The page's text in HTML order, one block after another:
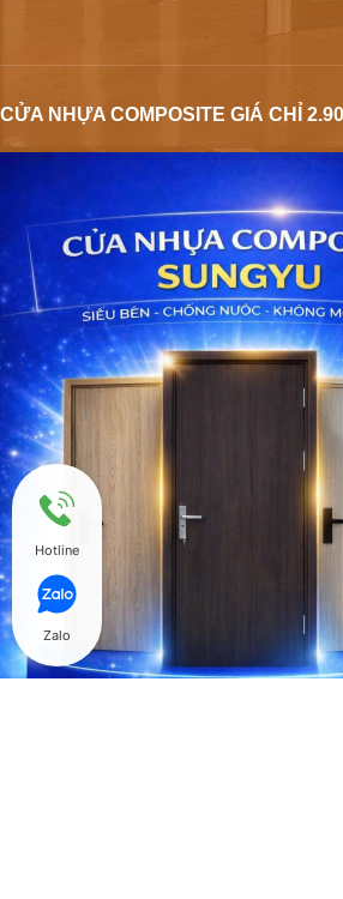
CỬA NHỰA COMPOSITE GIÁ CHỈ
Hotline
Zalo